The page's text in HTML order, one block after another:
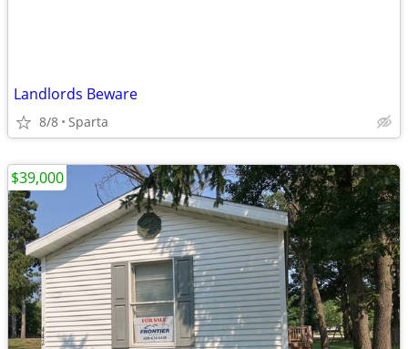
Landlords Beware
8/8 Sparta
$39,000